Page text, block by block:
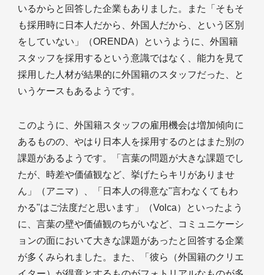
いるからと回答した企業もありました。また「そもそ
も採用時に日本人だから、外国人だから、という区別
をしていない」（ORENDA）というように、外国籍
スタッフを採用するという意識ではなく、能力を見て
採用した人材が結果的に外国籍のスタッフだった、と
いうケースもあるようです。
このように、外国籍スタッフの雇用機会は増加傾向に
あるものの、やはり日本人を採用するのとはまた別の
課題があるようです。「言葉の問題が大きな課題でし
たが、時差や価値観など、挙げたらキリがありませ
ん」（アニマ）、「日本人の得意な"言わなくてもわ
かる"はご法度だと思います」（Volca）といったよう
に、言葉の壁や価値観のちがいなど、コミュニケーシ
ョンの面において大きな課題があったと回答する企業
が多くみられました。また、「彼ら（外国籍のクリエ